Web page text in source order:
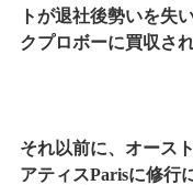
トが退社後勢いを失
クプロボーに買収され
それ以前に、オース
アティスParisに修行